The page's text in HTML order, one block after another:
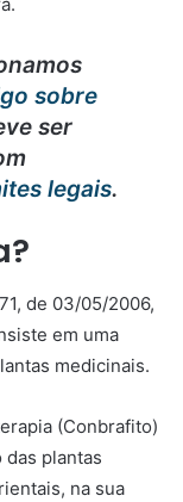
sobre
ser
legais.
?
de 03/05/2006,
em uma
medicinais.
(Conbrafito)
das plantas
na sua